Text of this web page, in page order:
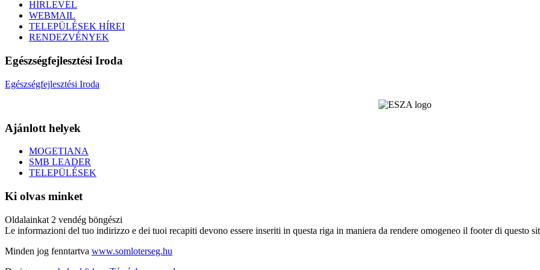
HÍRLEVÉL
WEBMAIL
TELEPÜLÉSEK HÍREI
RENDEZVÉNYEK
Egészségfejlesztési Iroda
Egészségfejlesztési Iroda
Ajánlott helyek
MOGETIANA
SMB LEADER
TELEPÜLÉSEK
Ki olvas minket
Oldalainkat 2 vendég böngészi
Le informazioni del tuo indirizzo e dei tuoi recapiti devono essere inseriti in questa riga in maniera da rendere omogeneo il footer di questo
Minden jog fenntartva www.somloterseg.hu